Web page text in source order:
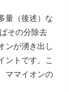
量（後述）な
その分除去
ンが湧き出し
ントです。こ
ママイオンの